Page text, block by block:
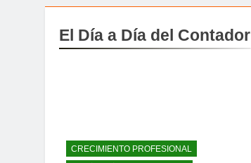
El Día a Día del Contador
CRECIMIENTO PROFESIONAL